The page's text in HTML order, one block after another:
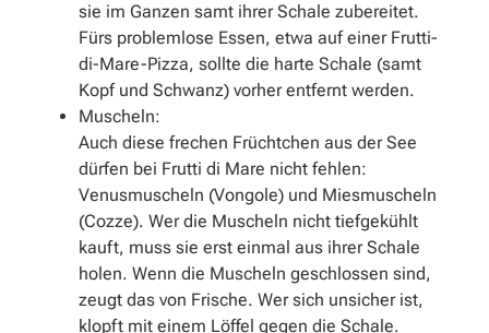
sie im Ganzen samt ihrer Schale zubereitet.
Fürs problemlose Essen, etwa auf einer Frutti-
di-Mare-Pizza, sollte die harte Schale (samt
Kopf und Schwanz) vorher entfernt werden.
Muscheln:
Auch diese frechen Früchtchen aus der See
dürfen bei Frutti di Mare nicht fehlen:
Venusmuscheln (Vongole) und Miesmuscheln
(Cozze). Wer die Muscheln nicht tiefgekühlt
kauft, muss sie erst einmal aus ihrer Schale
holen. Wenn die Muscheln geschlossen sind,
zeugt das von Frische. Wer sich unsicher ist,
klopft mit einem Löffel gegen die Schale.